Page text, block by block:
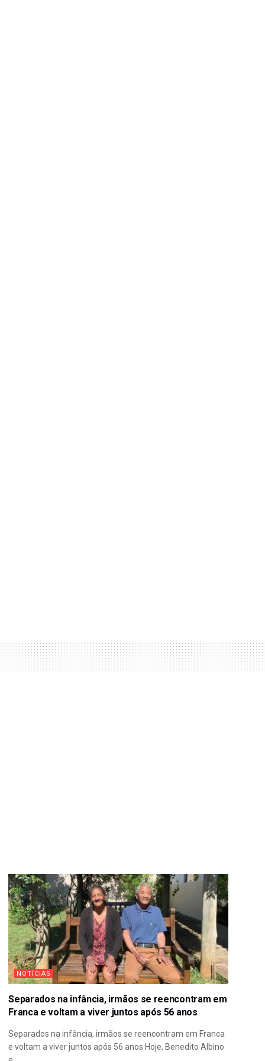
NOTÍCIAS
Separados na infância, irmãos se reencontram em
Franca e voltam a viver juntos após 56 anos
Separados na infância, irmãos se reencontram em Franca
e voltam a viver juntos após 56 anos Hoje, Benedito Albino